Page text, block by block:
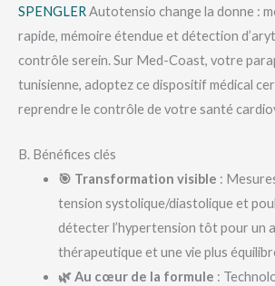
SPENGLERAutotensio change la donne :
rapide, mémoire étendue et détection
contrôle serein. Sur Med-Coast, votre
tunisienne, adoptez ce dispositif médical
reprendre le contrôle de votre santé
B. Bénéfices clés
🎯 Transformation visible :
tension systolique/diastolique et
détecter l’hypertension tôt pour un
thérapeutique et une vie plus
🌿 Au cœur de la formule :